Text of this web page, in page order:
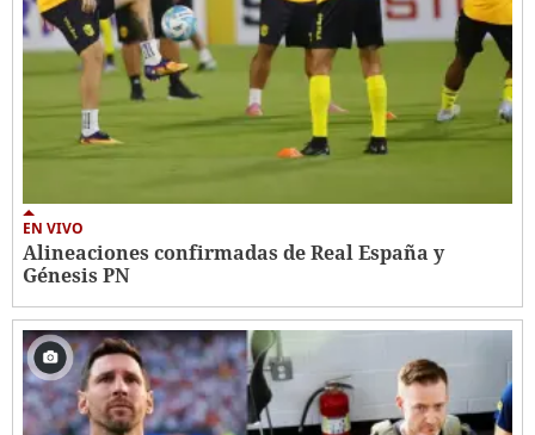
EN VIVO
Alineaciones confirmadas de Real España y
Génesis PN